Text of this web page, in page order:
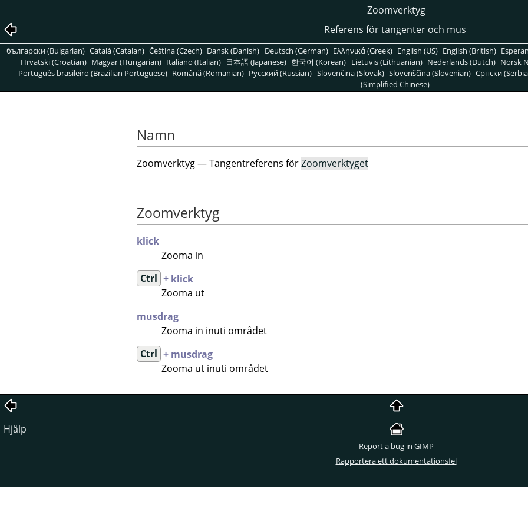
Zoomverktyg
Referens för tangenter och mus
български (Bulgarian) Català (Catalan) Čeština (Czech) Dansk (Danish) Deutsch (German) Ελληνικά (Greek) English (US) English (British)
Hrvatski (Croatian) Magyar (Hungarian) Italiano (Italian) 日本語 (Japanese) 한국어 (Korean) Lietuvis (Lithuanian) Nederlands (Dutch) Norsk
Português brasileiro (Brazilian Portuguese) Română (Romanian) Pусский (Russian) Slovenčina (Slovak) Slovenščina (Slovenian) Српски
(Simplified Chinese)
Namn
Zoomverktyg — Tangentreferens förZoomverktyget
Zoomverktyg
klick
Zooma in
Ctrl + klick
Zooma ut
musdrag
Zooma in inuti området
Ctrl + musdrag
Zooma ut inuti området
Hjälp
Report a bug in GIMP
Rapportera ett dokumentationsfel